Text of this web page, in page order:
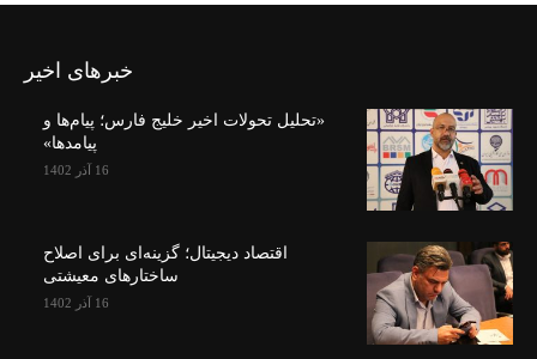
خبرهای اخیر
«تحلیل تحولات اخیر خلیج فارس؛ پیام‌ها و
پیامدها»
16 آذر 1402
اقتصاد دیجیتال؛ گزینه‌ای برای اصلاح
ساختارهای معیشتی
16 آذر 1402